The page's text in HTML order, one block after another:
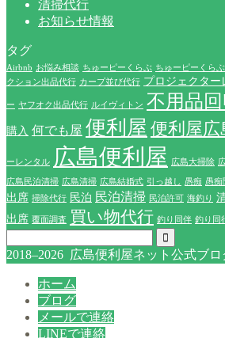
清掃代行
お知らせ情報
タグ
Airbnb お悩み相談 ちゅーピーくらぶ ちゅーピーくら
クション出品代行 カープ並び代行 プロジェクター
ー ヤフオク出品代行 ルイヴィトン 不用品回
購入 何でも屋 便利屋 便利屋広
ーレンタル 広島便利屋 広島大掃除
広島民泊清掃 広島清掃 広島結婚式 引っ越し 愚痴 愚痴
出席 掃除代行 民泊 民泊清掃 民泊許可 海釣り
出席 覆面調査 買い物代行 釣り同伴 釣り同
2018–2026 広島便利屋ネット公式ブロ
ホーム
ブログ
メールで連絡
LINEで連絡